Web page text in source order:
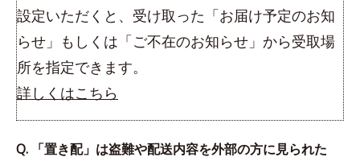
設定いただくと、受け取った「お届け予定のお知
らせ」もしくは「ご不在のお知らせ」から受取場
所を指定できます。
詳しくはこちら
Q. 「置き配」は盗難や配送内容を外部の方に見られた